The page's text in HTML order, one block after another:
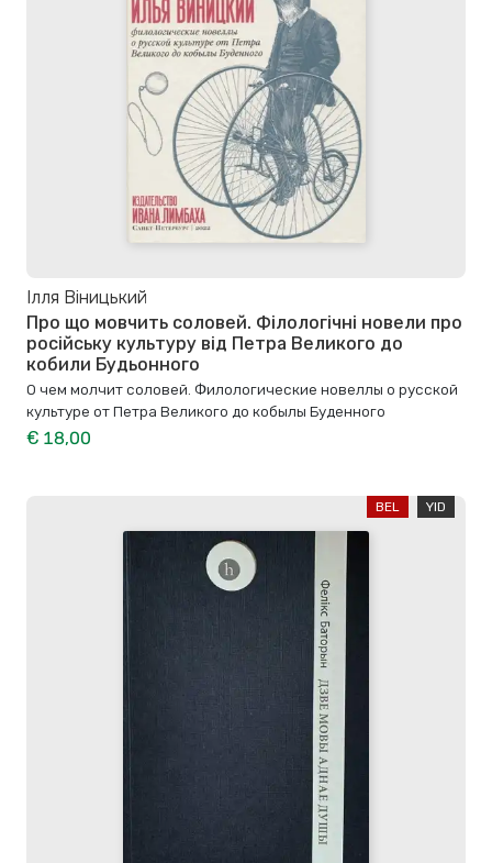
Ілля Віницький
Про що мовчить соловей. Філологічні новели про
російську культуру від Петра Великого до
кобили Будьонного
О чем молчит соловей. Филологические новеллы о русской
культуре от Петра Великого до кобылы Буденного
€ 18,00
BEL YID